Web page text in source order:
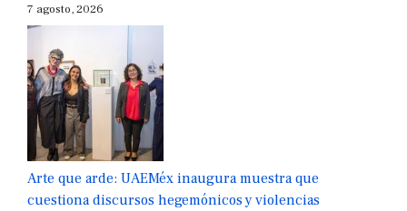
7 agosto, 2026
Arte que arde: UAEMéx inaugura muestra que
cuestiona discursos hegemónicos y violencias